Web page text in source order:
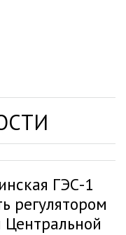
ГЭС-1
регулятором
Центральной